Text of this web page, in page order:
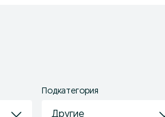
Подкатегория
Другие